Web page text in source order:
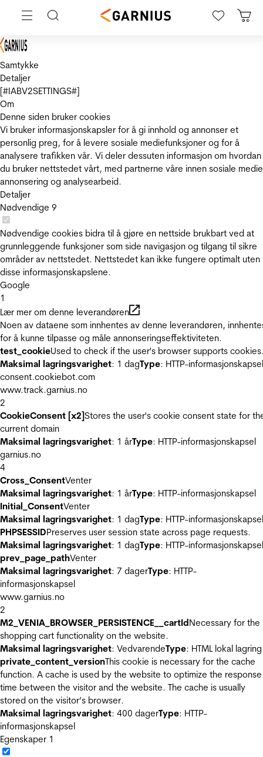
Samtykke
Detaljer
[#IABV2SETTINGS#]
Om
Denne siden bruker cookies
Vi bruker informasjonskapsler for å gi innhold og annonser et
personlig preg, for å levere sosiale mediefunksjoner og for å
analysere trafikken vår. Vi deler dessuten informasjon om hvordan
du bruker nettstedet vårt, med partnerne våre innen sosiale
annonsering og analysearbeid.
Detaljer
Nødvendige 9
Nødvendige cookies bidra til å gjøre en nettside brukbart ved at
grunnleggende funksjoner som side navigasjon og tilgang til sikre
områder av nettstedet. Nettstedet kan ikke fungere optimalt uten
disse informasjonskapslene.
Google
1
Lær mer om denne leverandøren
Noen av dataene som innhentes av denne leverandøren,
for å kunne tilpasse og måle annonseringseffektiviteten.
test_cookieUsed to check if the user's browser supports
Maksimal lagringsvarighet: 1 dagType: HTTP-informasjonskapsel
consent.cookiebot.com
www.track.garnius.no
2
CookieConsent [x2]Stores the user's cookie consent state for
current domain
Maksimal lagringsvarighet: 1 årType: HTTP-informasjonskapsel
garnius.no
4
Cross_ConsentVenter
Maksimal lagringsvarighet: 1 årType: HTTP-informasjonskapsel
Initial_ConsentVenter
Maksimal lagringsvarighet: 1 dagType: HTTP-informasjonskapsel
PHPSESSIDPreserves user session state across page requests.
Maksimal lagringsvarighet: 1 dagType: HTTP-informasjonskapsel
prev_page_pathVenter
Maksimal lagringsvarighet: 7 dagerType: HTTP-
informasjonskapsel
www.garnius.no
2
M2_VENIA_BROWSER_PERSISTENCE__cartIdNecessary for the
shopping cart functionality on the website.
Maksimal lagringsvarighet: VedvarendeType: HTML lokal lagring
private_content_versionThis cookie is necessary for the cache
function. A cache is used by the website to optimize the response
time between the visitor and the website. The cache is usually
stored on the visitor’s browser.
Maksimal lagringsvarighet: 400 dagerType: HTTP-
informasjonskapsel
Egenskaper 1